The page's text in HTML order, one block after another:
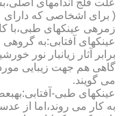
علت فلج اندامهای
( برای اشخاصی که دارای
زمره­ی عینکهای
عینکهای آفتابی:به
برابر آثار زیانبار نور
گاهی هم جهت زیبایی مورد
می گویند.
عینکهای طبی-
به کار می روند،اما از